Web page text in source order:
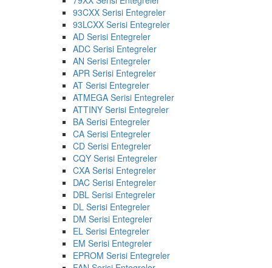
93CXX Serisi Entegreler
93LCXX Serisi Entegreler
AD Serisi Entegreler
ADC Serisi Entegreler
AN Serisi Entegreler
APR Serisi Entegreler
AT Serisi Entegreler
ATMEGA Serisi Entegreler
ATTINY Serisi Entegreler
BA Serisi Entegreler
CA Serisi Entegreler
CD Serisi Entegreler
CQY Serisi Entegreler
CXA Serisi Entegreler
DAC Serisi Entegreler
DBL Serisi Entegreler
DL Serisi Entegreler
DM Serisi Entegreler
EL Serisi Entegreler
EM Serisi Entegreler
EPROM Serisi Entegreler